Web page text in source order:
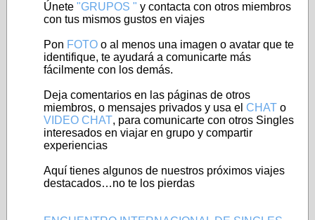
Únete "GRUPOS " y contacta con otros miembros
con tus mismos gustos en viajes
Pon FOTO o al menos una imagen o avatar que te
identifique, te ayudará a comunicarte más
fácilmente con los demás.
Deja comentarios en las páginas de otros
miembros, o mensajes privados y usa el CHAT o
VIDEO CHAT, para comunicarte con otros Singles
interesados en viajar en grupo y compartir
experiencias
Aquí tienes algunos de nuestros próximos viajes
destacados…no te los pierdas